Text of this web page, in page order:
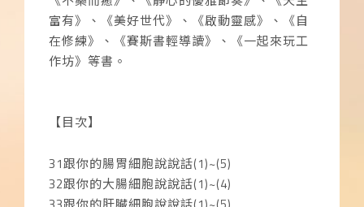
富有》、《美好世代》、《啟動靈感》、《自
在修練》、《賽斯書輕導讀》、《一起來玩工
作坊》等書。
【目次】
31跟你的腸胃細胞說說話(1)~(5)
32跟你的大腸細胞說說話(1)~(4)